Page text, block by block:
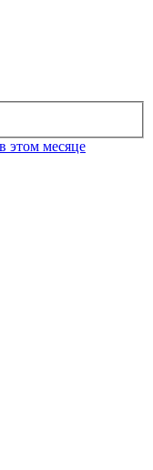
в этом месяце